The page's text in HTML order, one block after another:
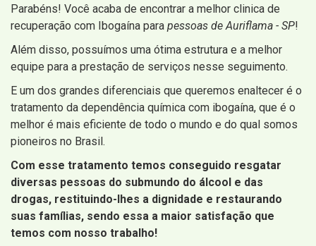
Parabéns! Você acaba de encontrar a melhor clinica de
recuperação com Ibogaína para pessoas de Auriflama - SP!
Além disso, possuímos uma ótima estrutura e a melhor
equipe para a prestação de serviços nesse seguimento.
E um dos grandes diferenciais que queremos enaltecer é o
tratamento da dependência química com ibogaína, que é o
melhor é mais eficiente de todo o mundo e do qual somos
pioneiros no Brasil.
Com esse tratamento temos conseguido resgatar
diversas pessoas do submundo do álcool e das
drogas, restituindo-lhes a dignidade e restaurando
suas famílias, sendo essa a maior satisfação que
temos com nosso trabalho!